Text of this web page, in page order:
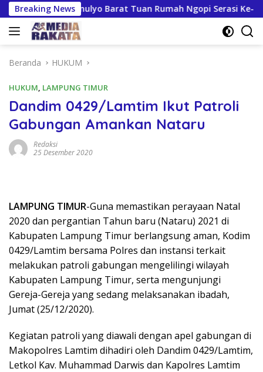
Langsung
ke
konten
Breaking NewsBarat Tuan Rumah Ngopi Serasi Ke-29
Beranda HUKUM
HUKUM, LAMPUNG TIMUR
Dandim 0429/Lamtim Ikut Patroli
Gabungan Amankan Nataru
Redaksi
25 Desember 2020
LAMPUNG TIMUR-Guna memastikan perayaan Natal
2020 dan pergantian Tahun baru (Nataru) 2021 di
Kabupaten Lampung Timur berlangsung aman, Kodim
0429/Lamtim bersama Polres dan instansi terkait
melakukan patroli gabungan mengelilingi wilayah
Kabupaten Lampung Timur, serta mengunjungi
Gereja-Gereja yang sedang melaksanakan ibadah,
Jumat (25/12/2020).
Kegiatan patroli yang diawali dengan apel gabungan di
Makopolres Lamtim dihadiri oleh Dandim 0429/Lamtim,
Letkol Kav. Muhammad Darwis dan Kapolres Lamtim